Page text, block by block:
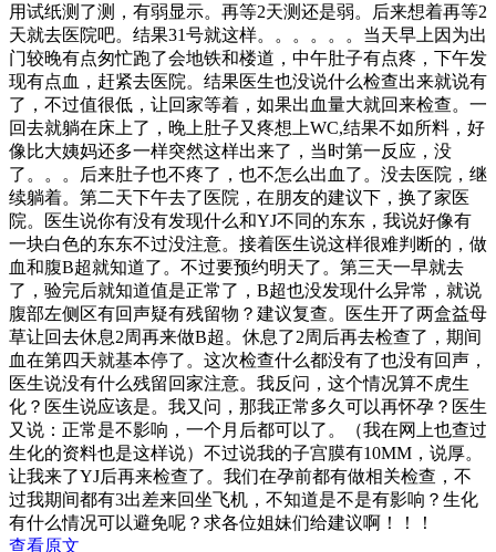
用试纸测了测，有弱显示。再等2天测还是弱。后来想着再等2
天就去医院吧。结果31号就这样。。。。。。当天早上因为出
门较晚有点匆忙跑了会地铁和楼道，中午肚子有点疼，下午发
现有点血，赶紧去医院。结果医生也没说什么检查出来就说有
了，不过值很低，让回家等着，如果出血量大就回来检查。一
回去就躺在床上了，晚上肚子又疼想上WC,结果不如所料，好
像比大姨妈还多一样突然这样出来了，当时第一反应，没
了。。。后来肚子也不疼了，也不怎么出血了。没去医院，继
续躺着。第二天下午去了医院，在朋友的建议下，换了家医
院。医生说你有没有发现什么和YJ不同的东东，我说好像有
一块白色的东东不过没注意。接着医生说这样很难判断的，做
血和腹B超就知道了。不过要预约明天了。第三天一早就去
了，验完后就知道值是正常了，B超也没发现什么异常，就说
腹部左侧区有回声疑有残留物？建议复查。医生开了两盒益母
草让回去休息2周再来做B超。休息了2周后再去检查了，期间
血在第四天就基本停了。这次检查什么都没有了也没有回声，
医生说没有什么残留回家注意。我反问，这个情况算不虎生
化？医生说应该是。我又问，那我正常多久可以再怀孕？医生
又说：正常是不影响，一个月后都可以了。（我在网上也查过
生化的资料也是这样说）不过说我的子宫膜有10MM，说厚。
让我来了YJ后再来检查了。我们在孕前都有做相关检查，不
过我期间都有3出差来回坐飞机，不知道是不是有影响？生化
有什么情况可以避免呢？求各位姐妹们给建议啊！！！
查看原文